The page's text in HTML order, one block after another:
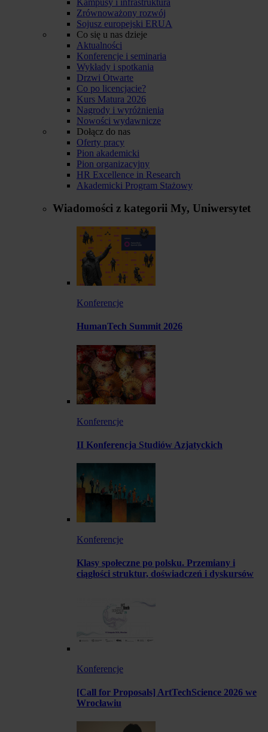
Zrównoważony rozwój
Sojusz europejski ERUA
Co się u nas dzieje
Aktualności
Konferencje i seminaria
Wykłady i spotkania
Drzwi Otwarte
Co po licencjacie?
Kurs Matura 2026
Nagrody i wyróżnienia
Nowości wydawnicze
Dołącz do nas
Oferty pracy
Pion akademicki
Pion organizacyjny
HR Excellence in Research
Akademicki Program Stażowy
Wiadomości z kategorii My, Uniwersytet
Konferencje
HumanTech Summit 2026
Konferencje
II Konferencja Studiów Azjatyckich
Konferencje
Klasy społeczne po polsku. Przemiany i
ciągłości struktur, doświadczeń i dyskursów
Konferencje
[Call for Proposals] ArtTechScience 2026 we
Wrocławiu